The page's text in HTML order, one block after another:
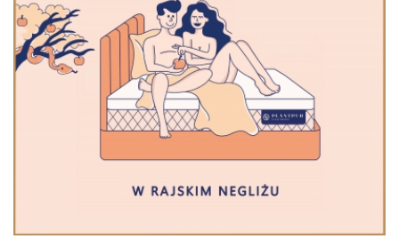
zagłówka.